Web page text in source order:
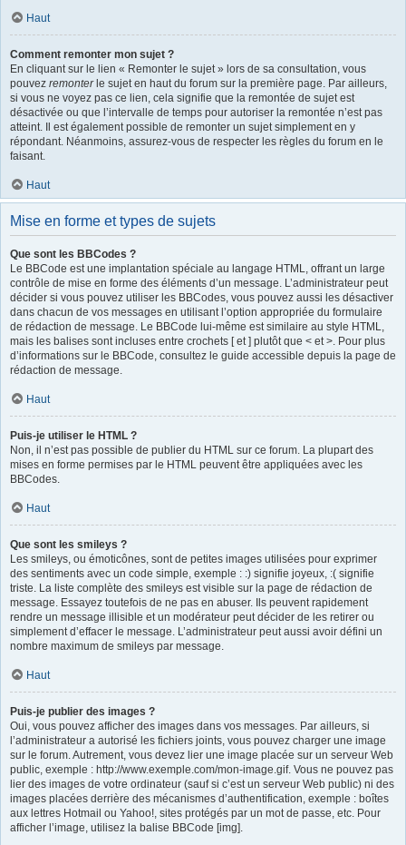
Haut
Comment remonter mon sujet ?
En cliquant sur le lien « Remonter le sujet » lors de sa consultation, vous
pouvez remonterle sujet en haut du forum sur la première page. Par ailleurs,
si vous ne voyez pas ce lien, cela signifie que la remontée de sujet est
désactivée ou que l’intervalle de temps pour autoriser la remontée n’est pas
atteint. Il est également possible de remonter un sujet simplement en y
répondant. Néanmoins, assurez-vous de respecter les règles du forum en le
faisant.
Haut
Mise en forme et types de sujets
Que sont les BBCodes ?
Le BBCode est une implantation spéciale au langage HTML, offrant un large
contrôle de mise en forme des éléments d’un message. L’administrateur peut
décider si vous pouvez utiliser les BBCodes, vous pouvez aussi les désactiver
dans chacun de vos messages en utilisant l’option appropriée du formulaire
de rédaction de message. Le BBCode lui-même est similaire au style HTML,
mais les balises sont incluses entre crochets [ et ] plutôt que < et >. Pour plus
d’informations sur le BBCode, consultez le guide accessible depuis la page de
rédaction de message.
Haut
Puis-je utiliser le HTML ?
Non, il n’est pas possible de publier du HTML sur ce forum. La plupart des
mises en forme permises par le HTML peuvent être appliquées avec les
BBCodes.
Haut
Que sont les smileys ?
Les smileys, ou émoticônes, sont de petites images utilisées pour exprimer
des sentiments avec un code simple, exemple : :) signifie joyeux, :( signifie
triste. La liste complète des smileys est visible sur la page de rédaction de
message. Essayez toutefois de ne pas en abuser. Ils peuvent rapidement
rendre un message illisible et un modérateur peut décider de les retirer ou
simplement d’effacer le message. L’administrateur peut aussi avoir défini un
nombre maximum de smileys par message.
Haut
Puis-je publier des images ?
Oui, vous pouvez afficher des images dans vos messages. Par ailleurs, si
l’administrateur a autorisé les fichiers joints, vous pouvez charger une image
sur le forum. Autrement, vous devez lier une image placée sur un serveur Web
public, exemple : http://www.exemple.com/mon-image.gif. Vous ne pouvez pas
lier des images de votre ordinateur (sauf si c’est un serveur Web public) ni des
images placées derrière des mécanismes d’authentification, exemple : boîtes
aux lettres Hotmail ou Yahoo!, sites protégés par un mot de passe, etc. Pour
afficher l’image, utilisez la balise BBCode [img].